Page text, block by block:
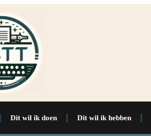
Dit wil ik doen Dit wil ik hebben